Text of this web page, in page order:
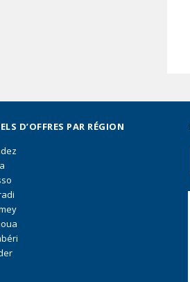
D’OFFRES PAR RÉGION